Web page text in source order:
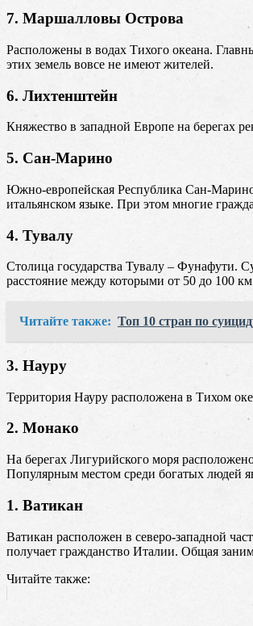
7. Маршалловы Острова
Расположены в водах Тихого океана.
этих земель вовсе не имеют жителей.
6. Лихтенштейн
Княжество в западной Европе на берегах
5. Сан-Марино
Южно-европейская Республика Сан-Марино
итальянском языке. При этом многие
4. Тувалу
Столица государства Тувалу – Фунафути.
расстояние между которыми от 50 до 100
Читайте также: Топ 10 стран по
3. Науру
Территория Науру расположена в Тихом
2. Монако
На берегах Лигурийского моря
Популярным местом среди богатых людей
1. Ватикан
Ватикан расположен в северо-западной
получает гражданство Италии. Общая
Читайте также: